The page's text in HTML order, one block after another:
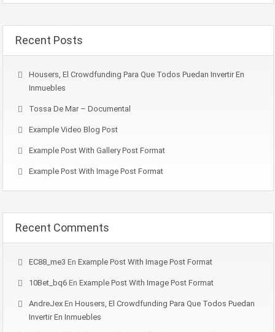
Recent Posts
Housers, El Crowdfunding Para Que Todos Puedan Invertir En
Inmuebles
Tossa De Mar – Documental
Example Video Blog Post
Example Post With Gallery Post Format
Example Post With Image Post Format
Recent Comments
EC88_me3 En Example Post With Image Post Format
10Bet_bq6 En Example Post With Image Post Format
AndreJex En Housers, El Crowdfunding Para Que Todos Puedan
Invertir En Inmuebles